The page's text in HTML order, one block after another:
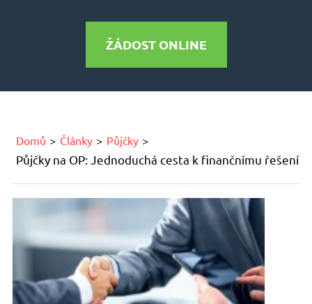
ŽÁDOST ONLINE
Domů Články Půjčky
Půjčky na OP: Jednoduchá cesta k finančnímu řešení